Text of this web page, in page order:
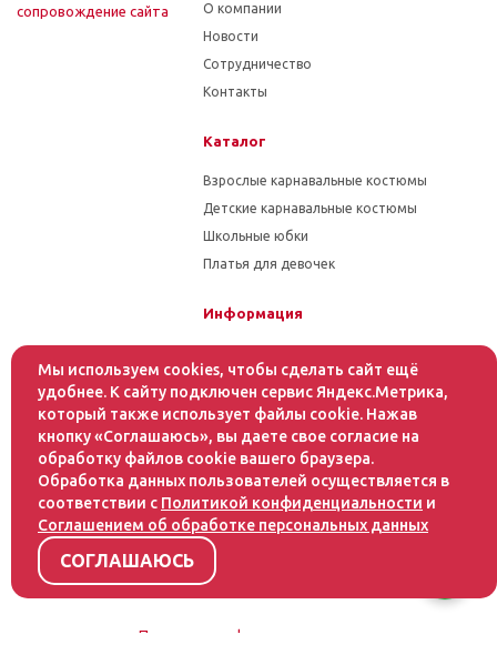
cопровождение сайта
О компании
Новости
Сотрудничество
Контакты
Каталог
Взрослые карнавальные костюмы
Детские карнавальные костюмы
Школьные юбки
Платья для девочек
Информация
Условия оплаты
Условия доставки
Помощь
Статьи
Как оформить заказ
Политика конфиденциальности
Мы используем cookies, чтобы сделать сайт ещё
удобнее. К сайту подключен сервис Яндекс.Метрика,
который также использует файлы cookie. Нажав
кнопку «Соглашаюсь», вы даете свое согласие на
обработку файлов cookie вашего браузера.
Обработка данных пользователей осуществляется в
соответствии с Политикой конфиденциальности и
Соглашением об обработке персональных данных
СОГЛАШАЮСЬ